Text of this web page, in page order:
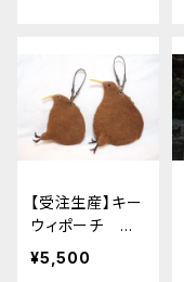
【受注生産】キー
ウィポーチ 中
サイズ
¥5,500